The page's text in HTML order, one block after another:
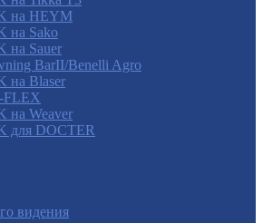
на HEYM
на Sako
на Sauer
BarII/Benelli Agro
на Blaser
FLEX
на Weaver
для DOCTER
видения